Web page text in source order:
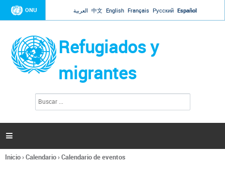
Jump to navigation
ONU العربية 中文 English Français Русский Español
Refugiados y
migrantes
l
s

Se
Inicio›Calendario›Calendario de eventos